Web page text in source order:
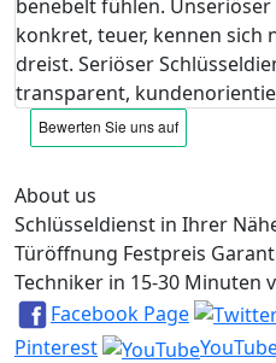
benebelt fühlen.
konkret, teuer, kennen sich
dreist. Seriöser
transparent,
About us
Schlüsseldienst in Ihrer
Türöffnung Festpreis
Techniker in 15-30 Minuten
Facebook Page
Pinterest